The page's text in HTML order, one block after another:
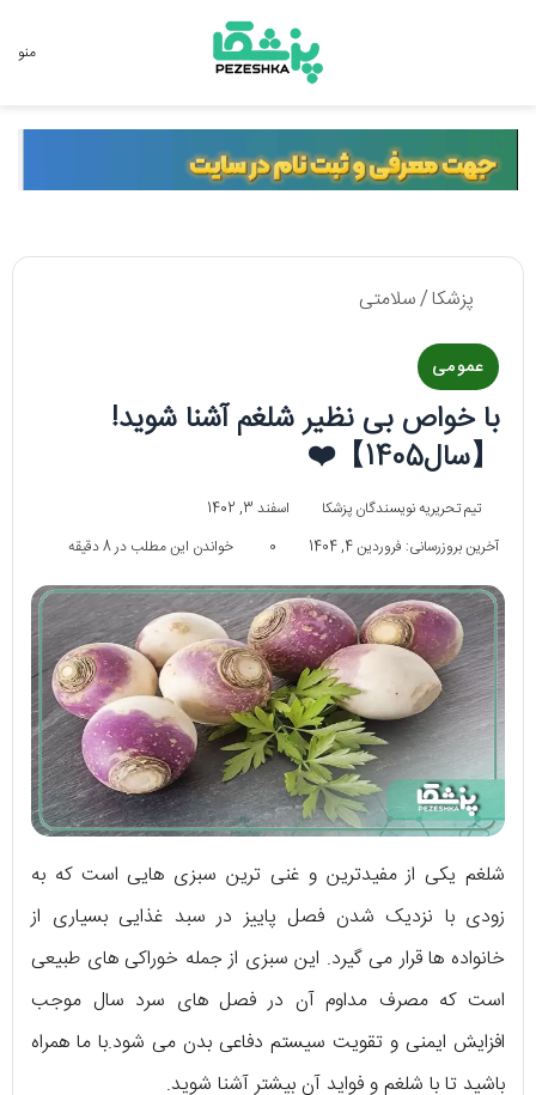
منو
پزشکا/سلامتی
عمومی
با خواص بی نظیر شلغم آشنا شوید!
【سال1405】❤️
تیم تحریریه نویسندگان پزشکا
اسفند 3, 1402
آخرین بروزرسانی: فروردین 4, 1404
0 خواندن این مطلب در 8 دقیقه
شلغم یکی از مفیدترین و غنی ترین سبزی هایی است که به
زودی با نزدیک شدن فصل پاییز در سبد غذایی بسیاری از
خانواده ها قرار می گیرد. این سبزی از جمله خوراکی های طبیعی
است که مصرف مداوم آن در فصل های سرد سال موجب
افزایش ایمنی و تقویت سیستم دفاعی بدن می شود.با ما همراه
باشید تا با شلغم و فواید آن بیشتر آشنا شوید.